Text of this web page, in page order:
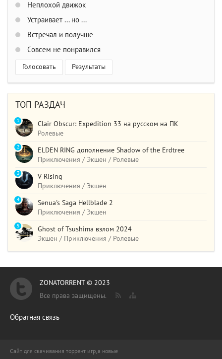
Неплохой движок
Устраивает ... но ...
Встречал и получше
Совсем не понравился
Голосовать Результаты
ТОП РАЗДАЧ
Clair Obscur: Expedition 33 на русском на ПК
Ролевые
1
ELDEN RING дополнение Shadow of the Erdtree
Приключения / Экшен / Ролевые
2
V Rising
Приключения / Экшен
3
Senua's Saga Hellblade 2
Приключения / Экшен
4
Ghost of Tsushima взлом 2024
Экшен / Приключения / Ролевые
5
ZONATORRENT © 2023
Все права защищены.
Обратная связь
Сайт для скачивания торрент игр, а новые